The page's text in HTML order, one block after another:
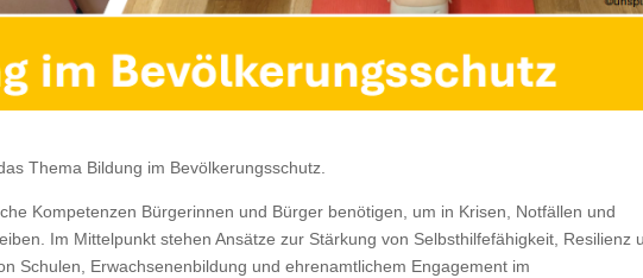
Thema Bildung im Bevölkerungsschutz.
Kompetenzen Bürgerinnen und Bürger benötigen, um in Krisen, Notfällen und
Im Mittelpunkt stehen Ansätze zur Stärkung von Selbsthilfefähigkeit, Resilienz
Schulen, Erwachsenenbildung und ehrenamtlichem Engagement im